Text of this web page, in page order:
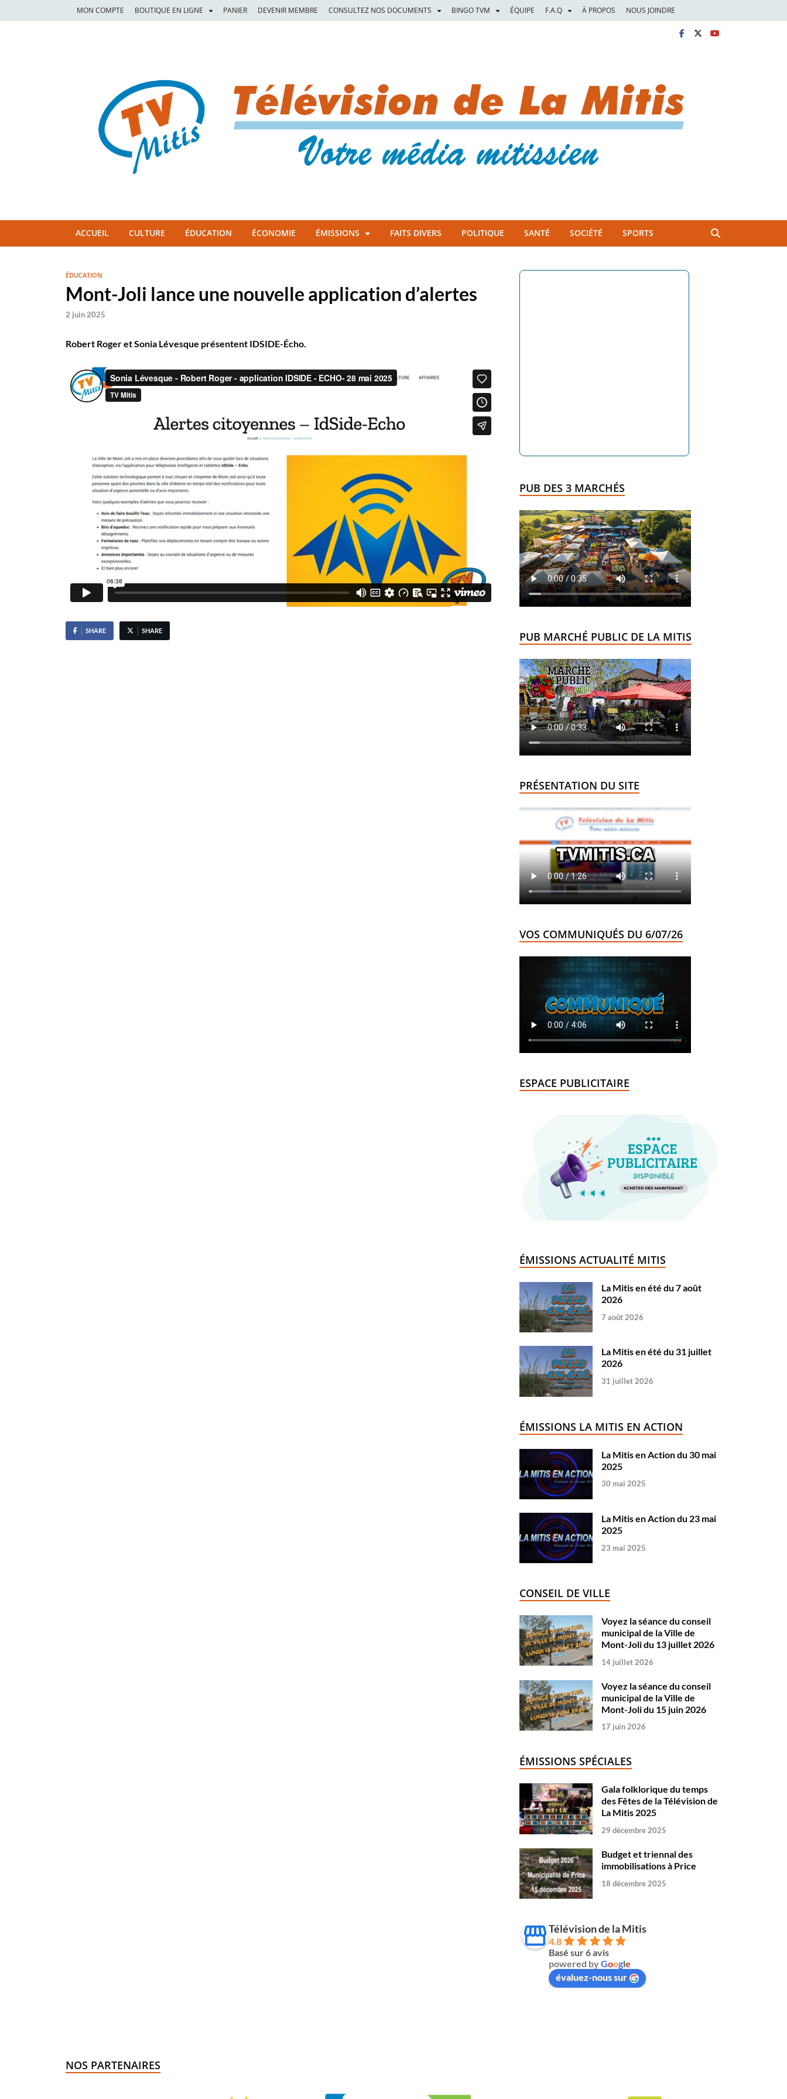
MON COMPTE BOUTIQUE EN LIGNE PANIER DEVENIR MEMBRE CONSULTEZ NOS DOCUMENTS BINGO TVM ÉQUIPE F.A.Q À PROPOS NOUS JOINDRE
TVM
ACCUEIL CULTURE ÉDUCATION ÉCONOMIE ÉMISSIONS FAITS DIVERS POLITIQUE SANTÉ SOCIÉTÉ SPORTS
ÉDUCATION
Mont-Joli lance une nouvelle application d’alertes
2 juin 2025
Robert Roger et Sonia Lévesque présentent IDSIDE-Écho.
SHARE SHARE
PUB DES 3 MARCHÉS
PUB MARCHÉ PUBLIC DE LA MITIS
PRÉSENTATION DU SITE
VOS COMMUNIQUÉS DU 6/07/26
ESPACE PUBLICITAIRE
ÉMISSIONS ACTUALITÉ MITIS
La Mitis en été du 7 août
2026
7 août 2026
La Mitis en été du 31 juillet
2026
31 juillet 2026
ÉMISSIONS LA MITIS EN ACTION
La Mitis en Action du 30 mai
2025
30 mai 2025
La Mitis en Action du 23 mai
2025
23 mai 2025
CONSEIL DE VILLE
Voyez la séance du conseil
municipal de la Ville de
Mont-Joli du 13 juillet 2026
14 juillet 2026
Voyez la séance du conseil
municipal de la Ville de
Mont-Joli du 15 juin 2026
17 juin 2026
ÉMISSIONS SPÉCIALES
Gala folklorique du temps
des Fêtes de la Télévision de
La Mitis 2025
29 décembre 2025
Budget et triennal des
immobilisations à Price
18 décembre 2025
Télévision de la Mitis
4.8
Basé sur 6 avis
powered byGoogle
évaluez-nous sur
NOS PARTENAIRES